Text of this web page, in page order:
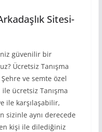
Sitesi-
güvenilir bir
Ücretsiz Tanışma
ve semte özel
ücretsiz Tanışma
ile karşılaşabilir,
sizinle aynı derecede
kişi ile dilediğiniz